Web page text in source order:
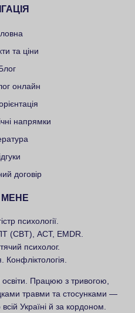
та ціни
онлайн
напрямки
договір
МЕНЕ
психології.
(CBT), ACT, EMDR.
психолог.
Конфліктологія.
освіти. Працюю з тривогою,
травми та стосунками —
Україні й за кордоном.